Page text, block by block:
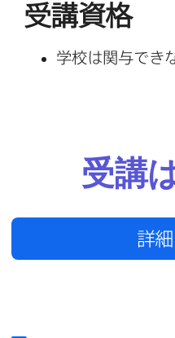
受講資格
学校は​関与でき
受講
詳